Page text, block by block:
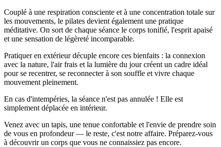
Couplé à une respiration consciente et à une concentration totale sur
les mouvements, le pilates devient également une pratique
méditative. On sort de chaque séance le corps tonifié, l'esprit apaisé
et une sensation de légèreté incomparable.
Pratiquer en extérieur décuple encore ces bienfaits : la connexion
avec la nature, l'air frais et la lumière du jour créent un cadre idéal
pour se recentrer, se reconnecter à son souffle et vivre chaque
mouvement pleinement.
En cas d'intempéries, la séance n'est pas annulée ! Elle est
simplement déplacée en intérieur.
Venez avec un tapis, une tenue confortable et l'envie de prendre soin
de vous en profondeur — le reste, c'est notre affaire. Préparez-vous
à découvrir un corps que vous ne connaissiez pas encore.